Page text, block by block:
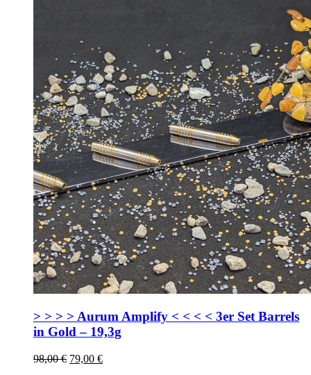
> > > > Aurum Amplify < < < < 3er Set Barrels
in Gold – 19,3g
98,00€ Ursprünglicher
79,00 €Aktueller